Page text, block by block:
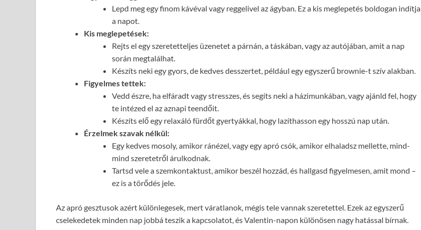
Lepd meg egy finom kávéval vagy reggelivel az ágyban. Ez a kis meglepetés boldogan indítja
a napot.
Kis meglepetések:
Rejts el egy szeretetteljes üzenetet a párnán, a táskában, vagy az autójában, amit a nap
során megtalálhat.
Készíts neki egy gyors, de kedves desszertet, például egy egyszerű brownie-t szív alakban.
Figyelmes tettek:
Vedd észre, ha elfáradt vagy stresszes, és segíts neki a házimunkában, vagy ajánld fel, hogy
te intézed el az aznapi teendőit.
Készíts elő egy relaxáló fürdőt gyertyákkal, hogy lazíthasson egy hosszú nap után.
Érzelmek szavak nélkül:
Egy kedves mosoly, amikor ránézel, vagy egy apró csók, amikor elhaladsz mellette, mind-
mind szeretetről árulkodnak.
Tartsd vele a szemkontaktust, amikor beszél hozzád, és hallgasd figyelmesen, amit mond –
ez is a törődés jele.
Az apró gesztusok azért különlegesek, mert váratlanok, mégis tele vannak szeretettel. Ezek az egyszerű
cselekedetek minden nap jobbá teszik a kapcsolatot, és Valentin-napon különösen nagy hatással bírnak.